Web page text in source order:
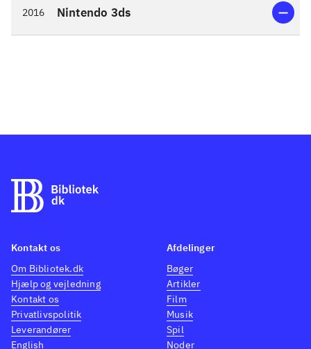
2016 Nintendo 3ds
Kontakt os
Om Bibliotek.dk
Hjælp og vejledning
Kontakt os
Privatlivspolitik
Leverandører
English
Afdelinger
Bøger
Artikler
Film
Musik
Spil
Noder